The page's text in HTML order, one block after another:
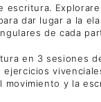
escritura.
dar lugar a la
de cada
en 3 sesiones
ejercicios
movimiento y la